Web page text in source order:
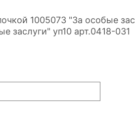
заслуги" уп10 арт.0418-031